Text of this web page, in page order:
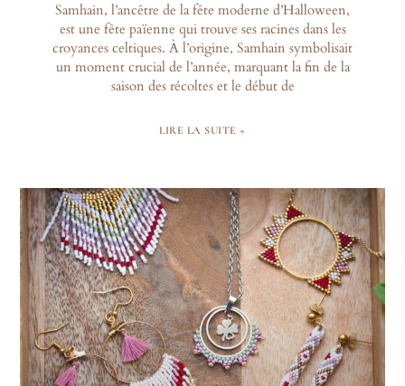
Samhain, l’ancêtre de la fête moderne d’Halloween,
est une fête païenne qui trouve ses racines dans les
croyances celtiques. À l’origine, Samhain symbolisait
un moment crucial de l’année, marquant la fin de la
saison des récoltes et le début de
LIRE LA SUITE »